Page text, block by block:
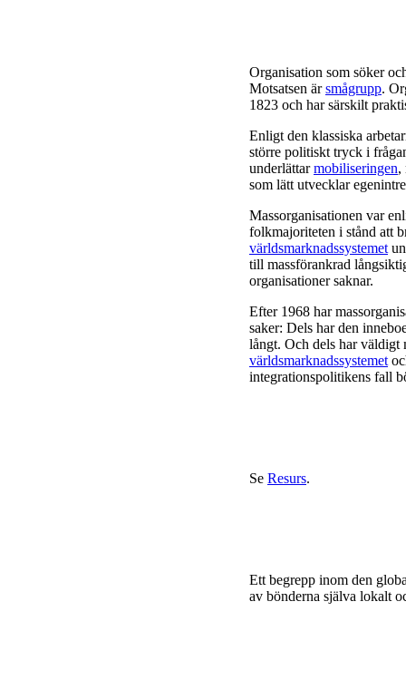
Organisation som söker
Motsatsen ärsmågrupp.
1823 och har särskilt
Enligt den klassiska
större politiskt tryck i
underlättarmobiliseringen,
som lätt utvecklar
Massorganisationen var
folkmajoriteten i stånd att
världsmarknadssystemet
till massförankrad
organisationer saknar.
Efter 1968 har
saker: Dels har den
långt. Och dels har väldigt
världsmarknadssystemet
integrationspolitikens fall
Se Resurs.
Ett begrepp inom den
av bönderna själva lokalt